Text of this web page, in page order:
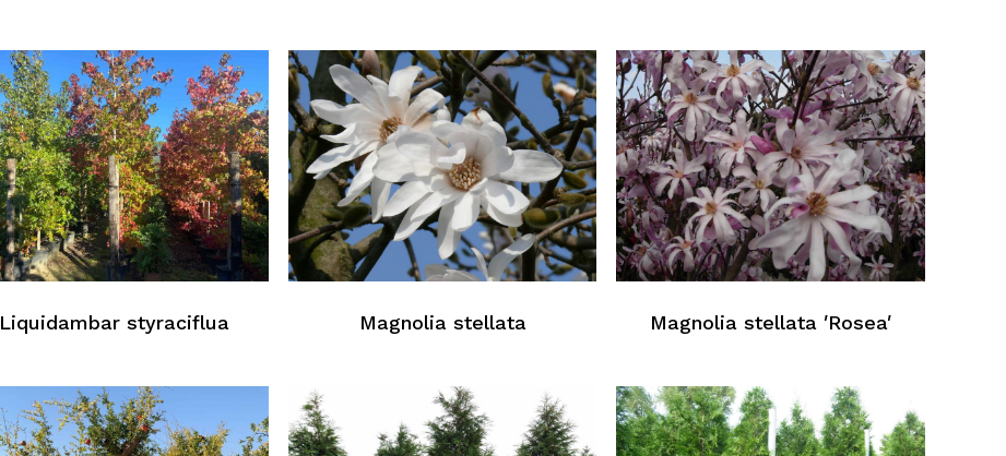
Kein Produkt im Warenkorb
Zurück Zur Webliste
Liquidambar styraciflua Magnolia stellata Magnolia stellata ′Rosea′